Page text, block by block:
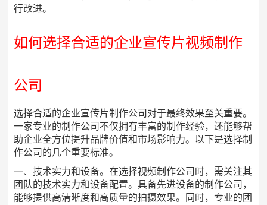
行改进。
如何选择合适的企业宣传片视频制作
公司
选择合适的企业宣传片制作公司对于最终效果至关重要。
一家专业的制作公司不仅拥有丰富的制作经验，还能够帮
助企业全方位提升品牌价值和市场影响力。以下是选择制
作公司的几个重要标准。
一、技术实力和设备。在选择视频制作公司时，需关注其
团队的技术实力和设备配置。具备先进设备的制作公司，
能够提供高清晰度和高质量的拍摄效果。同时，专业的团